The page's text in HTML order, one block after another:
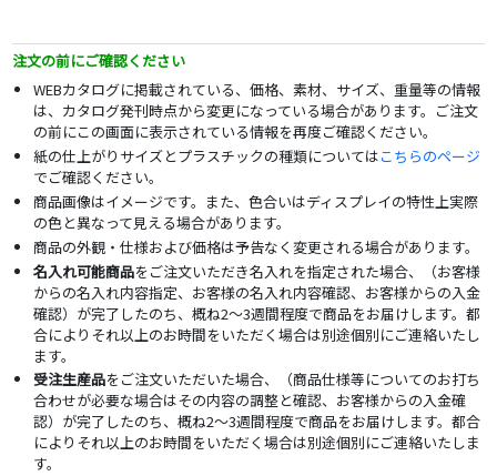
注文の前にご確認ください
WEBカタログに掲載されている、価格、素材、サイズ、重量等の情報
は、カタログ発刊時点から変更になっている場合があります。ご注文
の前にこの画面に表示されている情報を再度ご確認ください。
紙の仕上がりサイズとプラスチックの種類についてはこちらのページ
でご確認ください。
商品画像はイメージです。また、色合いはディスプレイの特性上実際
の色と異なって見える場合があります。
商品の外観・仕様および価格は予告なく変更される場合があります。
名入れ可能商品をご注文いただき名入れを指定された場合、（お客様
からの名入れ内容指定、お客様の名入れ内容確認、お客様からの入金
確認）が完了したのち、概ね2～3週間程度で商品をお届けします。都
合によりそれ以上のお時間をいただく場合は別途個別にご連絡いたし
ます。
受注生産品をご注文いただいた場合、（商品仕様等についてのお打ち
合わせが必要な場合はその内容の調整と確認、お客様からの入金確
認）が完了したのち、概ね2～3週間程度で商品をお届けします。都合
によりそれ以上のお時間をいただく場合は別途個別にご連絡いたしま
す。